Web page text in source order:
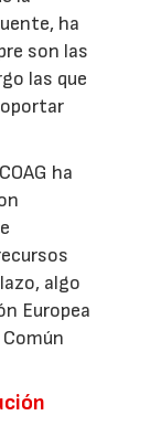
ha
son las
las que
ha
algo
Europea